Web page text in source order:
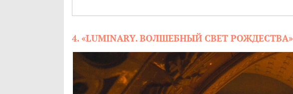
4. «LUMINARY. ВОЛШЕБНЫЙ СВЕТ РОЖДЕСТВА»